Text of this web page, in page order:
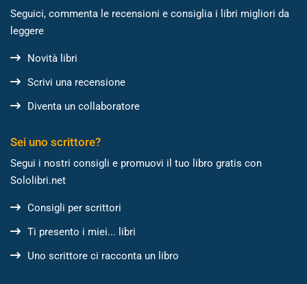
Seguici, commenta le recensioni e consiglia i libri migliori da
leggere
Novità libri
Scrivi una recensione
Diventa un collaboratore
Sei uno scrittore?
Segui i nostri consigli e promuovi il tuo libro gratis con
Sololibri.net
Consigli per scrittori
Ti presento i miei... libri
Uno scrittore ci racconta un libro